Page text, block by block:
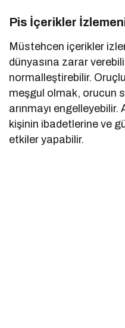
Pis İçerikler
Müstehcen içerikler
dünyasına zarar
normalleştirebilir.
meşgul olmak, orucun
arınmayı engelleyebilir.
kişinin ibadetlerine ve
etkiler yapabilir.